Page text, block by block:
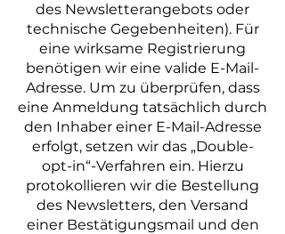
des Newsletterangebots oder
technische Gegebenheiten). Für
eine wirksame Registrierung
benötigen wir eine valide E-Mail-
Adresse. Um zu überprüfen, dass
eine Anmeldung tatsächlich durch
den Inhaber einer E-Mail-Adresse
erfolgt, setzen wir das „Double-
opt-in“-Verfahren ein. Hierzu
protokollieren wir die Bestellung
des Newsletters, den Versand
einer Bestätigungsmail und den